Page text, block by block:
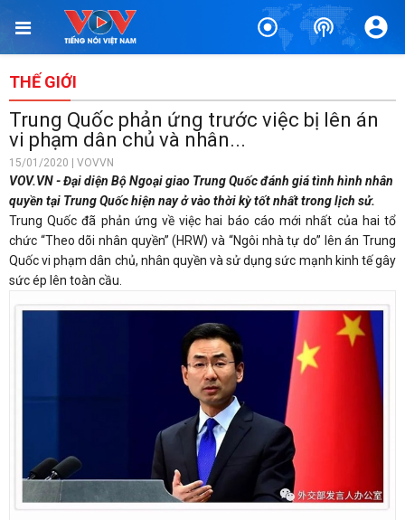
THẾ GIỚI
Trung Quốc phản ứng trước việc bị lên án
vi phạm dân chủ và nhân...
15/01/2020 | VOVVN
VOV.VN - Đại diện Bộ Ngoại giao Trung Quốc đánh giá tình hình nhân
quyền tại Trung Quốc hiện nay ở vào thời kỳ tốt nhất trong lịch sử.
Trung Quốc đã phản ứng về việc hai báo cáo mới nhất của hai tổ
chức “Theo dõi nhân quyền” (HRW) và “Ngôi nhà tự do” lên án Trung
Quốc vi phạm dân chủ, nhân quyền và sử dụng sức mạnh kinh tế gây
sức ép lên toàn cầu.